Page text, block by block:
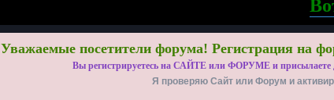
Уважаемые посетители форума! Регистрация на
Вы регистрируетесь на САЙТЕ или ФОРУМЕ и присылаете
Я проверяю Сайт или Форум и